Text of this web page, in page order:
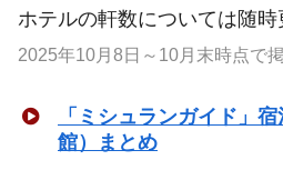
ホテルの軒数については随時
2025年10月8日～10月末時点で
「ミシュランガイド」
館）まとめ